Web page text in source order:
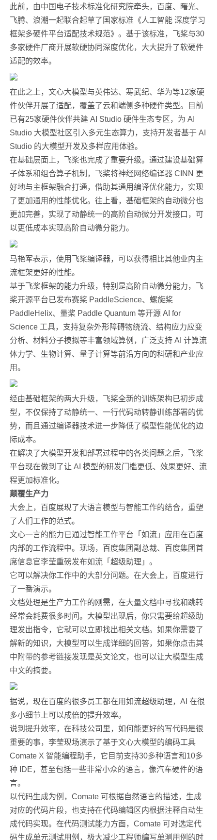
此前，由中国电子技术标准化研究院牵头，百度、曙光、
飞腾、浪潮一起联合起草了国家标准《人工智能 深度学习
框架多硬件平台适配技术规范》。基于该标准，飞桨与30
多家硬件厂商开展软硬协同深度优化，大大提升了软硬件
适配的效率。
在此之上，文心大模型与英伟达、寒武纪、华为等12家硬
件伙伴开展了适配，覆盖了云和端侧多种硬件类型。目前
已有25家硬件伙伴共建 AI Studio 硬件生态专区，为 AI
Studio 大模型社区引入多元生态算力，支持开发者基于 AI
Studio 的大模型开发及多样应用体验。
在基础层面上，飞桨也完成了重要升级。通过建设基础算
子体系和组合算子机制，飞桨将神经网络编译器 CINN 更
好地与主框架融合打通，借助其通用编译优化能力，实现
了更加通用的性能优化。往上看，基础框架的自动微分也
更加完善，实现了动静统一的高阶自动微分开发接口，可
以更低成本实现高阶自动微分能力。
马艳军表示，使用飞桨编译器，可以获得相比其他业内主
流框架更好的性能。
基于飞桨框架的能力升级，特别是高阶自动微分能力，飞
桨开源平台已发布赛桨 PaddleScience、螺旋桨
PaddleHelix、量桨 Paddle Quantum 等开源 AI for
Science 工具，支持复杂外形障碍物绕流、结构应力应变
分析、材料分子模拟等丰富领域算例，广泛支持 AI 计算流
体力学、生物计算、量子计算等前沿方向的科研和产业应
用。
经由基础框架的两大升级，飞桨全新的训练架构已初步成
型，不仅保持了动静统一、一行代码动转静训练部署的优
势，而且通过编译器技术进一步降低了模型性能优化的边
际成本。
在解决了大模型开发和部署过程中的各类问题之后，飞桨
平台现在做到了让 AI 模型的研发门槛更低、效果更好、流
程更加标准化。
颠覆生产力
大会上，百度展现了大语言模型与智能工作的结合，重塑
了人们工作的范式。
文心一言的能力已通过智能工作平台「如流」应用在百度
内部的工作流程中。现场，百度集团副总裁、百度集团首
席信息官李莹重磅发布如流「超级助理」。
它可以解决你工作中的大部分问题。在大会上，百度进行
了一番演示。
文档处理是生产力工作的刚需，在大量文档中寻找和跳转
经常会耗费很多时间。大模型出现后，你只需要给超级助
理发出指令，它就可以立即找出相关文档。如果你需要了
解新的知识，大模型可以生成详细的回答，如果你点击其
中附带的参考链接发现是英文论文，也可以让大模型生成
中文的摘要。
据说，现在百度的很多员工都在用如流超级助理，AI 在很
多小细节上可以成倍的提升效率。
说到提升效率，在科技公司里，如何能更好的写代码是很
重要的事，李莹现场演示了基于文心大模型的编码工具
Comate X 智能编程助手，它目前支持30多种语言和10多
种 IDE，甚至包括一些非常小众的语言，像汽车硬件的语
言。
以代码生成为例，Comate 可根据自然语言的描述，生成
对应的代码片段，也支持在代码编辑区内根据注释自动生
成代码实现。在代码测试能力方面，Comate 可对选定代
码生成单元测试用例，极大减少工程师编写单测用例的时